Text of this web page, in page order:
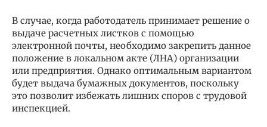
В случае, когда работодатель принимает решение о
выдаче расчетных листков с помощью
электронной почты, необходимо закрепить данное
положение в локальном акте (ЛНА) организации
или предприятия. Однако оптимальным вариантом
будет выдача бумажных документов, поскольку
это позволит избежать лишних споров с трудовой
инспекцией.